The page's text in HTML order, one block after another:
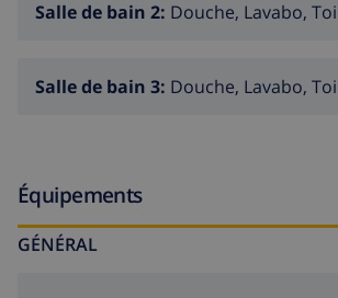
Salle de bain 2: Douche, Lavabo,
Salle de bain 3: Douche, Lavabo,
Équipements
GÉNÉRAL